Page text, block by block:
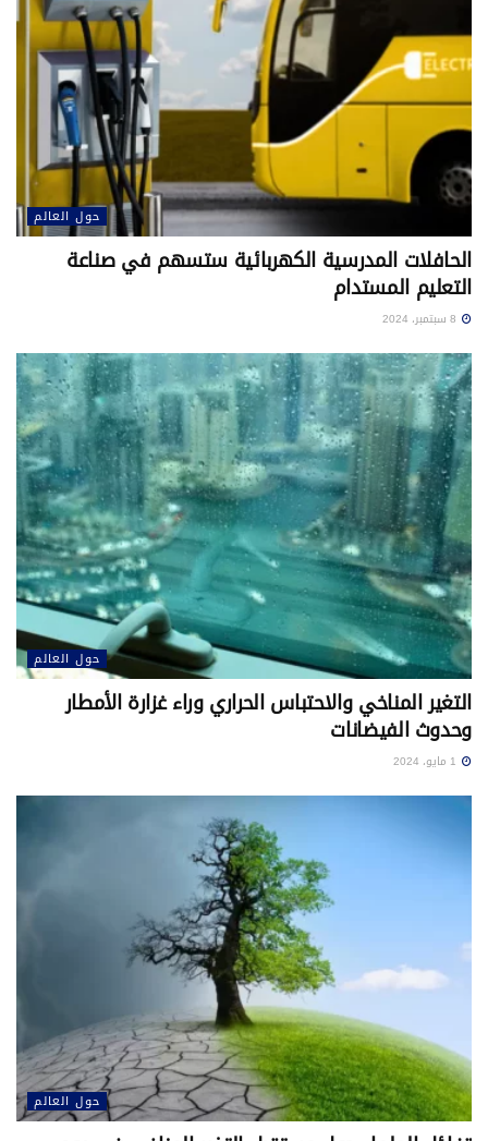
حول العالم
الحافلات المدرسية الكهربائية ستسهم في صناعة
التعليم المستدام
حول العالم
التغير المناخي والاحتباس الحراري وراء غزارة الأمطار
وحدوث الفيضانات
حول العالم